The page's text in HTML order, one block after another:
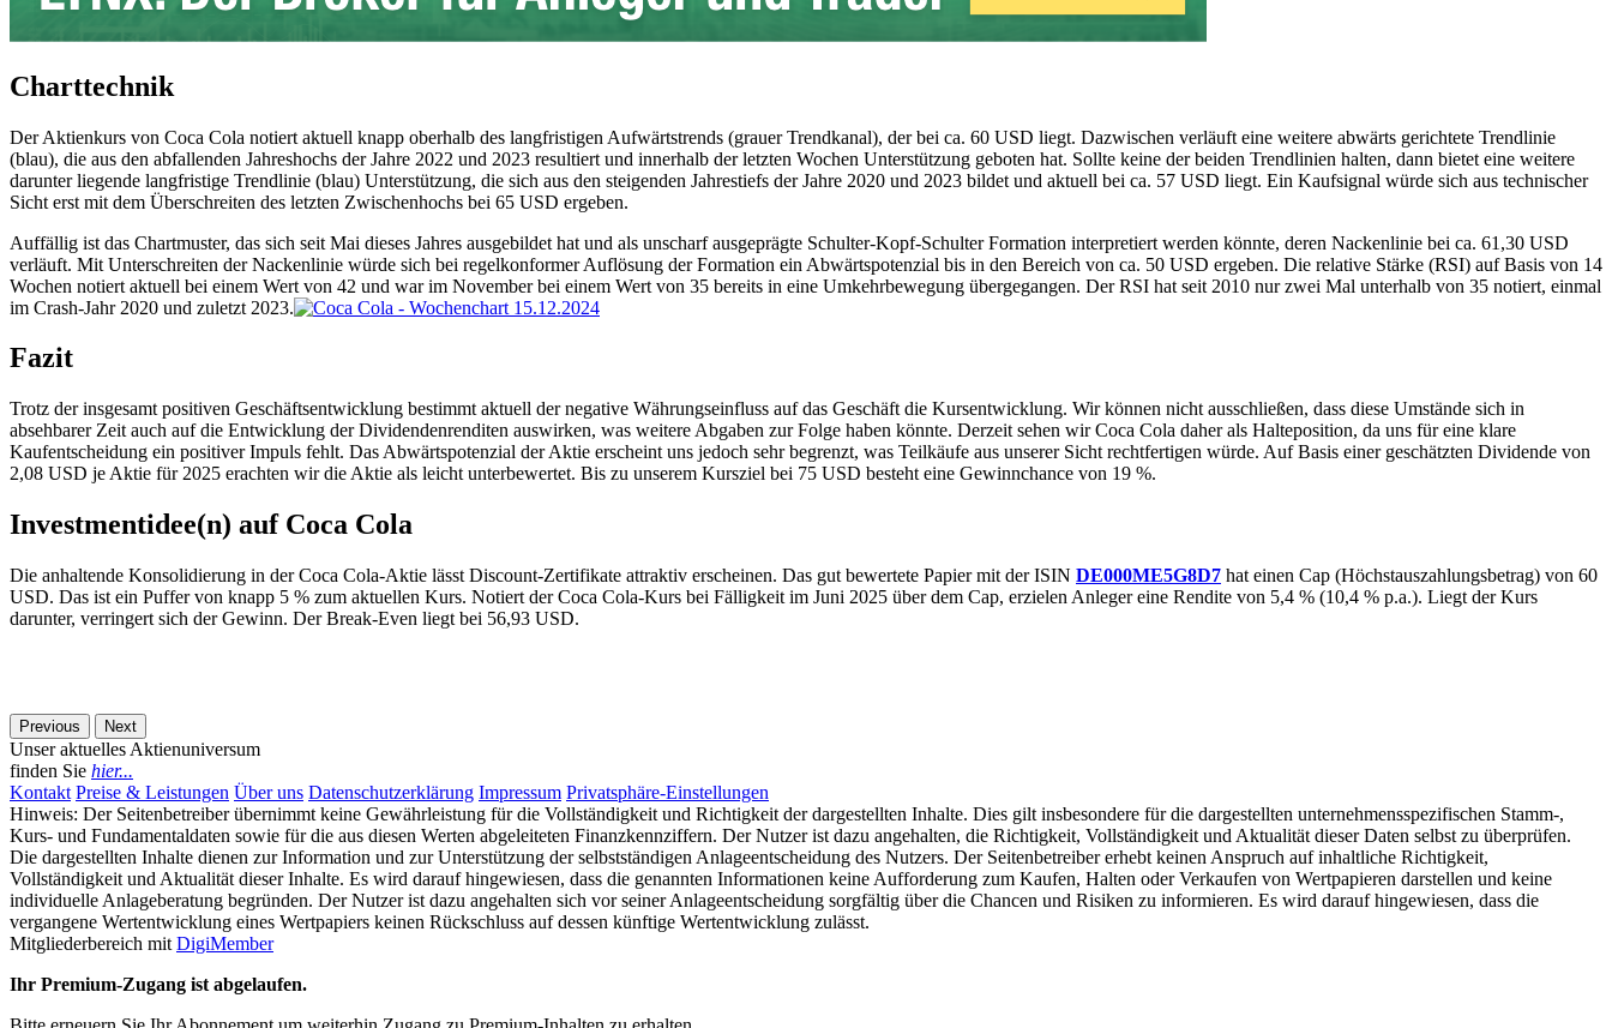
Charttechnik
Der Aktienkurs von Coca Cola notiert aktuell knapp oberhalb des langfristigen Aufwärtstrends (grauer Trendkanal), der bei ca. 60 USD liegt. Dazwischen verläuft eine weitere abwärts gerichtete Trendlinie
(blau), die aus den abfallenden Jahreshochs der Jahre 2022 und 2023 resultiert und innerhalb der letzten Wochen Unterstützung geboten hat. Sollte keine der beiden Trendlinien halten, dann bietet eine weitere
darunter liegende langfristige Trendlinie (blau) Unterstützung, die sich aus den steigenden Jahrestiefs der Jahre 2020 und 2023 bildet und aktuell bei ca. 57 USD liegt. Ein Kaufsignal würde sich aus technischer
Sicht erst mit dem Überschreiten des letzten Zwischenhochs bei 65 USD ergeben.
Auffällig ist das Chartmuster, das sich seit Mai dieses Jahres ausgebildet hat und als unscharf ausgeprägte Schulter-Kopf-Schulter Formation interpretiert werden könnte, deren Nackenlinie bei ca. 61,30 USD
verläuft. Mit Unterschreiten der Nackenlinie würde sich bei regelkonformer Auflösung der Formation ein Abwärtspotenzial bis in den Bereich von ca. 50 USD ergeben. Die relative Stärke (RSI) auf Basis von 14
Wochen notiert aktuell bei einem Wert von 42 und war im November bei einem Wert von 35 bereits in eine Umkehrbewegung übergegangen. Der RSI hat seit 2010 nur zwei Mal unterhalb von 35 notiert, einmal
im Crash-Jahr 2020 und zuletzt 2023.
Fazit
Trotz der insgesamt positiven Geschäftsentwicklung bestimmt aktuell der negative Währungseinfluss auf das Geschäft die Kursentwicklung. Wir können nicht ausschließen, dass diese Umstände sich in
absehbarer Zeit auch auf die Entwicklung der Dividendenrenditen auswirken, was weitere Abgaben zur Folge haben könnte. Derzeit sehen wir Coca Cola daher als Halteposition, da uns für eine klare
Kaufentscheidung ein positiver Impuls fehlt. Das Abwärtspotenzial der Aktie erscheint uns jedoch sehr begrenzt, was Teilkäufe aus unserer Sicht rechtfertigen würde. Auf Basis einer geschätzten Dividende von
2,08 USD je Aktie für 2025 erachten wir die Aktie als leicht unterbewertet. Bis zu unserem Kursziel bei 75 USD besteht eine Gewinnchance von 19 %.
Investmentidee(n) auf Coca Cola
Die anhaltende Konsolidierung in der Coca Cola-Aktie lässt Discount-Zertifikate attraktiv erscheinen. Das gut bewertete Papier mit der ISIN DE000ME5G8D7 hat einen Cap (Höchstauszahlungsbetrag) von 60
USD. Das ist ein Puffer von knapp 5 % zum aktuellen Kurs. Notiert der Coca Cola-Kurs bei Fälligkeit im Juni 2025 über dem Cap, erzielen Anleger eine Rendite von 5,4 % (10,4 % p.a.). Liegt der Kurs
darunter, verringert sich der Gewinn. Der Break-Even liegt bei 56,93 USD.
Previous Next
Unser aktuelles Aktienuniversum
finden Sie hier...
Kontakt Preise & Leistungen Über uns Datenschutzerklärung Impressum Privatsphäre-Einstellungen
Hinweis: Der Seitenbetreiber übernimmt keine Gewährleistung für die Vollständigkeit und Richtigkeit der dargestellten Inhalte. Dies gilt insbesondere für die dargestellten unternehmensspezifischen Stamm-,
Kurs- und Fundamentaldaten sowie für die aus diesen Werten abgeleiteten Finanzkennziffern. Der Nutzer ist dazu angehalten, die Richtigkeit, Vollständigkeit und Aktualität dieser Daten selbst zu überprüfen.
Die dargestellten Inhalte dienen zur Information und zur Unterstützung der selbstständigen Anlageentscheidung des Nutzers. Der Seitenbetreiber erhebt keinen Anspruch auf inhaltliche Richtigkeit,
Vollständigkeit und Aktualität dieser Inhalte. Es wird darauf hingewiesen, dass die genannten Informationen keine Aufforderung zum Kaufen, Halten oder Verkaufen von Wertpapieren darstellen und keine
individuelle Anlageberatung begründen. Der Nutzer ist dazu angehalten sich vor seiner Anlageentscheidung sorgfältig über die Chancen und Risiken zu informieren. Es wird darauf hingewiesen, dass die
vergangene Wertentwicklung eines Wertpapiers keinen Rückschluss auf dessen künftige Wertentwicklung zulässt.
Mitgliederbereich mit DigiMember
Ihr Premium-Zugang ist abgelaufen.